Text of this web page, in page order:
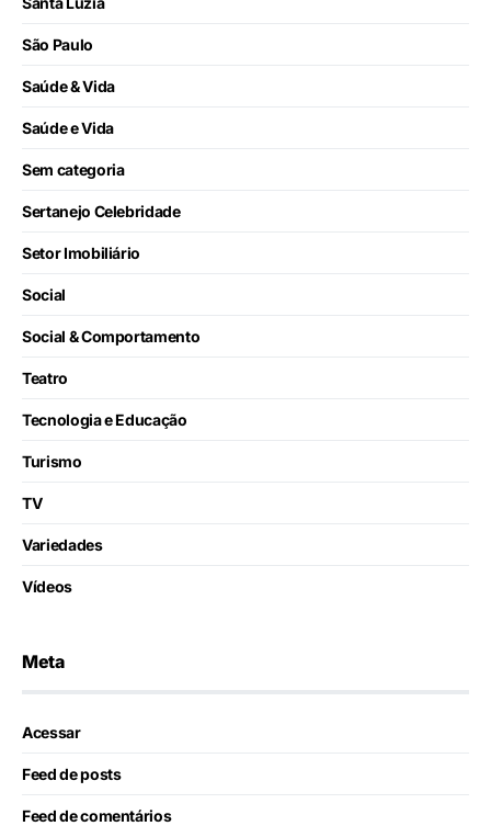
São Paulo
Saúde & Vida
Saúde e Vida
Sem categoria
Sertanejo Celebridade
Setor Imobiliário
Social
Social & Comportamento
Teatro
Tecnologia e Educação
Turismo
TV
Variedades
Vídeos
Meta
Acessar
Feed de posts
Feed de comentários